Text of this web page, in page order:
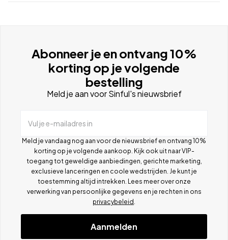
Abonneer je en ontvang 10%
korting op je volgende
bestelling
Meld je aan voor Sinful's nieuwsbrief
Vul je e-mailadres in
Meld je vandaag nog aan voor de nieuwsbrief en ontvang 10%
korting op je volgende aankoop. Kijk ook uit naar VIP-
toegang tot geweldige aanbiedingen, gerichte marketing,
exclusieve lanceringen en coole wedstrijden. Je kunt je
toestemming altijd intrekken. Lees meer over onze
verwerking van persoonlijke gegevens en je rechten in ons
privacybeleid
Aanmelden